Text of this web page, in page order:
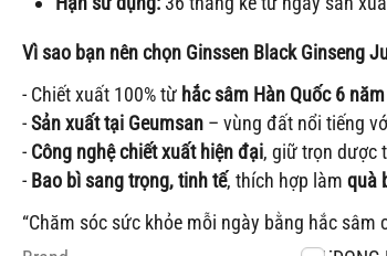
Vì sao bạn nên chọn Ginssen Black Ginseng
- Chiết xuất 100% từ hắc sâm Hàn Quốc 6
-Sản xuất tại Geumsan – vùng đất nổi tiếng
- Công nghệ chiết xuất hiện đại, giữ trọn dược
- Bao bì sang trọng, tinh tế, thích hợp làm quà
“Chăm sóc sức khỏe mỗi ngày bằng hắc